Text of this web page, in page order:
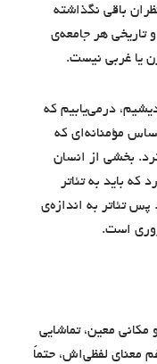
باقی نگذاشته
تاریخی هر جامعه‌ی
یا غربی نیست.
درمی‌یابیم که
مؤمنانه‌ای که
بخشی از انسان
باید به تئاتر
پس تئاتر به اندازه‌ی
است.
مکانی معین، تماشایی
معنای لفظی‌اش، حتماً